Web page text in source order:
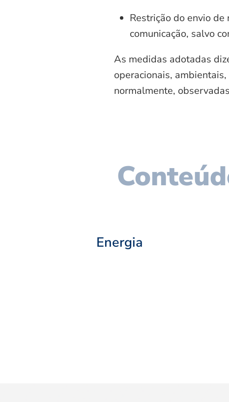
Restrição do envio
comunicação, salvo
As medidas adotadas
operacionais,
normalmente,
Energia